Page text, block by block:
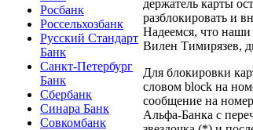
Росбанк
Россельхозбанк
Русский Стандарт
Банк
Санкт-Петербург
Банк
Сбербанк
Синара Банк
Совкомбанк
держатель карты
разблокировать и
Надеемся, что наши
Вилен Тимирязев,
Для блокировки
словом block на
сообщение на
Альфа-Банка с